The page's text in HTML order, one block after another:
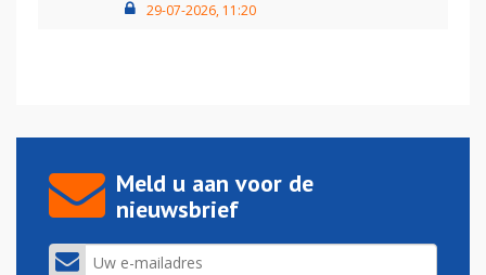
29-07-2026, 11:20
Meld u aan voor de
nieuwsbrief